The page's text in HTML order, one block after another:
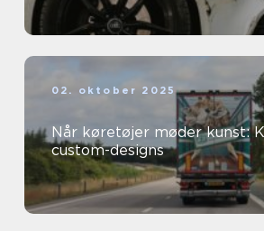
02. oktober 2025
Når køretøjer møder kunst:
custom-designs